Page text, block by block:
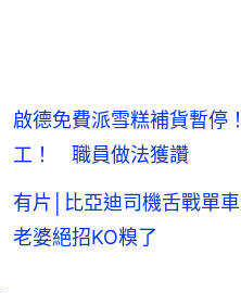
啟德免費派雪糕補貨暫停
工！ 職員做法獲讚
有片│比亞迪司機舌戰單
老婆絕招KO糗了